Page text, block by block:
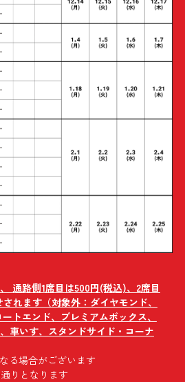
通路側1席目は500円(税込)、2席目
れます（対象外：ダイヤモンド、
トエンド、プレミアムボックス、
車いす、スタンドサイド・コーナ
る場合がございます
りとなります